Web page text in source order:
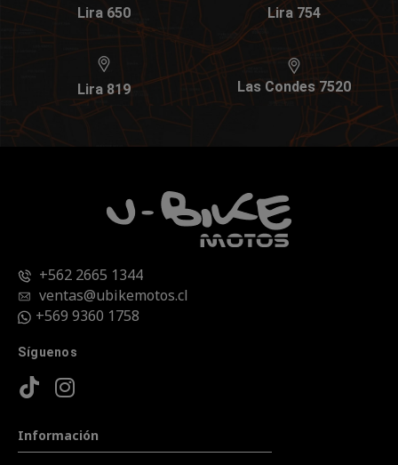
Lira 650 Lira 754
Lira 819 Las Condes 7520
+562 2665 1344
ventas@ubikemotos.cl
+569 9360 1758
Síguenos
Información